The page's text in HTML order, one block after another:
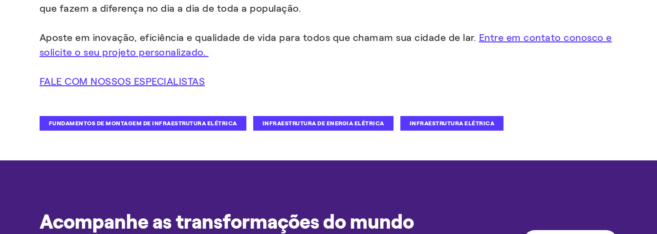
que fazem a diferença no dia a dia de toda a população.
Aposte em inovação, eficiência e qualidade de vida para todos que chamam sua cidade de lar. Entre em contato conosco e
solicite o seu projeto personalizado.
FALE COM NOSSOS ESPECIALISTAS
FUNDAMENTOS DE MONTAGEM DE INFRAESTRUTURA ELÉTRICA INFRAESTRUTURA DE ENERGIA ELÉTRICA INFRAESTRUTURA ELÉTRICA
Acompanhe as transformações do mundo